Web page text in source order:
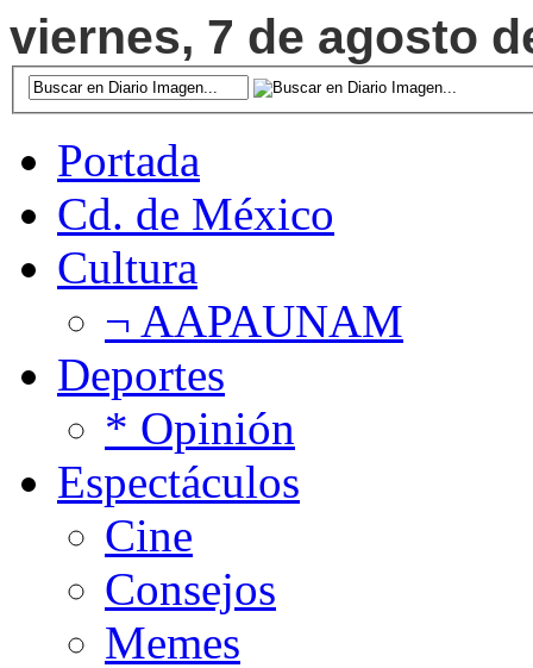
viernes, 7 de agosto
Portada
Cd. de México
Cultura
¬ AAPAUNAM
Deportes
* Opinión
Espectáculos
Cine
Consejos
Memes